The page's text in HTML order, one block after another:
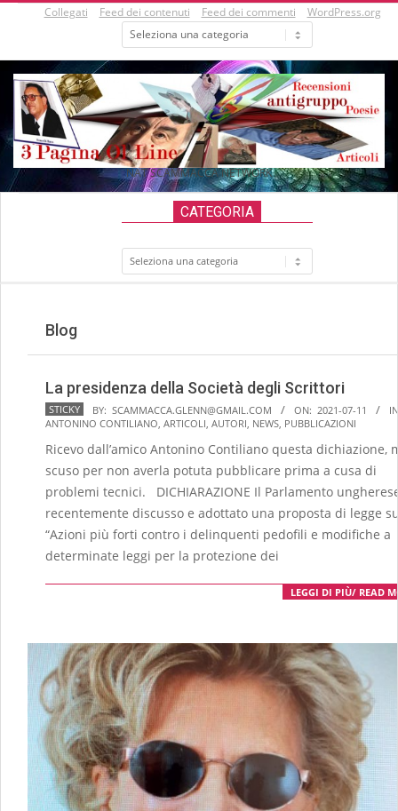
Collegati Feed dei contenuti Feed dei commenti
WordPress.org
Categorie
NAT SCAMMACCA NETWORK
CATEGORIA
Categoria
Blog
La presidenza della Società degli Scrittori
STICKY
2021-
07-
11
BY: SCAMMACCA.GLENN@GMAIL.COM ON: 2021-07-11
ANTONINO CONTILIANO ARTICOLI AUTORI NEWS PUBBLICAZIONI
Ricevo dall’amico Antonino Contiliano questa dichiazione,
scuso per non averla potuta pubblicare prima a cusa di
problemi tecnici. DICHIARAZIONE Il Parlamento
recentemente discusso e adottato una proposta di legge
“Azioni più forti contro i delinquenti pedofili e modifiche a
determinate leggi per la protezione dei
LEGGI DI PIÙ/ READ